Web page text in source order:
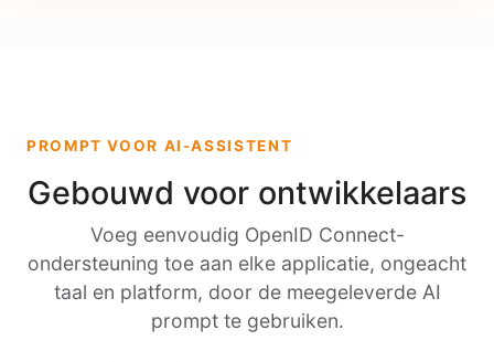
PROMPT VOOR AI-ASSISTENT
Gebouwd voor ontwikkelaars
Voeg eenvoudig OpenID Connect-
ondersteuning toe aan elke applicatie, ongeacht
taal en platform, door de meegeleverde AI
prompt te gebruiken.